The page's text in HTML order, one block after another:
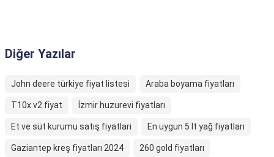
Diğer Yazılar
John deere türkiye fiyat listesi Araba boyama fiyatları
T10x v2 fiyat İzmir huzurevi fiyatları
Et ve süt kurumu satış fiyatlari En uygun 5 lt yağ fiyatları
Gaziantep kreş fiyatları 2024 260 gold fiyatları